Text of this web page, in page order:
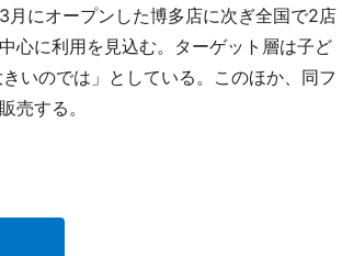
にオープンした博多店に次ぎ全国で2店
心に利用を見込む。ターゲット層は子ど
いのでは」としている。このほか、同フ
売する。